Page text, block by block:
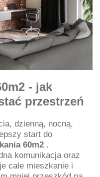
- jak
przestrzeń
dzienną, nocną,
start do
60m2 .
komunikacja oraz
całe mieszkanie i